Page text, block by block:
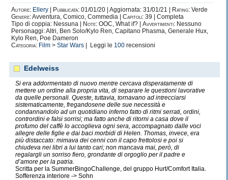
Autore: Ellery Pubblicata: 01/01/20 | Aggiornata: 31/01/21 | Rating: Verde
Genere:Avventura, Comico, Commedia | Capitoli: 39 | Completa
Tipo di coppia: Nessuna |
Note: OOC, What if? | Avvertimenti: Nessuno
Personaggi: Altri, Ben Solo/Kylo Ren, Capitano Phasma, Generale Hux,
Kylo Ren, Poe Dameron
Categoria: Film > Star Wars | Leggi le 100 recensioni
Edelweiss
Si era addormentato di nuovo mentre cercava disperatamente di
mettere un ordine alla propria vita, di separare le questioni lavorative
da quelle personali. Queste, tuttavia, tornavano ad intrecciarsi
sistematicamente, fregandosene delle sue necessità e
condannandolo ad un quotidiano inferno fatto di ritmi serrati, ordini,
contrordini e falsi sorrisi; ma fatto anche di ritorni a casa dove il
profumo del caffè lo accoglieva ogni sera, accompagnato dalle voci
allegre delle figlie e dai baci morbidi di Helen. Thomas, invece, era
più distaccato: mimava dei cenni con il capo frettolosi e poi si
chiudeva nei libri a lui tanto cari; non mancava mai, però, di
regalargli un sorriso fiero, grondante di orgoglio per il padre e
d’amore per la patria.
Scritta per la SummerBingoChallenge, del gruppo Hurt/Comfort Italia.
Sofferenza interiore -> Sohn